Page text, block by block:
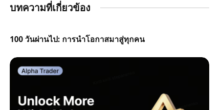
บทความที่เกี่ยวข้อง
100 วันผ่านไป: การนำโอกาสมาสู่ทุกคน